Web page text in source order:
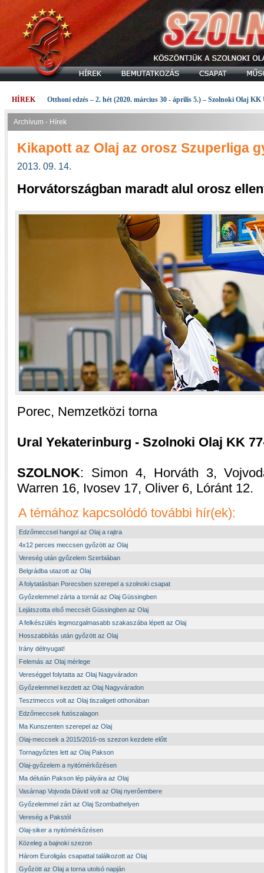
HÍREK Otthoni edzés – 2. hét (2020. március 30 - április 5.) – Szolnoki Olaj KK
Archívum - Hírek
Kikapott az Olaj az orosz Szuperliga
2013. 09. 14.
Horvátországban maradt alul orosz
Porec, Nemzetközi torna
Ural Yekaterinburg - Szolnoki Olaj KK
SZOLNOK: Simon 4, Horváth 3,
Warren 16, Ivosev 17, Oliver 6, Lóránt 12.
A témához kapcsolódó további hír(ek):
Edzőmeccsel hangol az Olaj a rajtra
4x12 perces meccsen győzött az Olaj
Vereség után győzelem Szerbiában
Belgrádba utazott az Olaj
A folytatásban Porecsben szerepel a szolnoki csapat
Győzelemmel zárta a tornát az Olaj Güssingben
Lejátszotta első meccsét Güssingben az Olaj
A felkészülés legmozgalmasabb szakaszába lépett az Olaj
Hosszabbítás után győzött az Olaj
Irány délnyugat!
Felemás az Olaj mérlege
Vereséggel folytatta az Olaj Nagyváradon
Győzelemmel kezdett az Olaj Nagyváradon
Tesztmeccs volt az Olaj tiszaligeti otthonában
Edzőmeccsek futószalagon
Ma Kunszenten szerepel az Olaj
Olaj-meccsek a 2015/2016-os szezon kezdete előtt
Tornagyőztes lett az Olaj Pakson
Olaj-győzelem a nyitómérkőzésen
Ma délután Pakson lép pályára az Olaj
Vasárnap Vojvoda Dávid volt az Olaj nyerőembere
Győzelemmel zárt az Olaj Szombathelyen
Vereség a Pakstól
Olaj-siker a nyitómérkőzésen
Közeleg a bajnoki szezon
Három Euroligás csapattal találkozott az Olaj
Győzött az Olaj a torna utolsó napján